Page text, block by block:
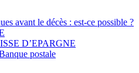
avant le décès : est-ce possible ?
D’EPARGNE
postale